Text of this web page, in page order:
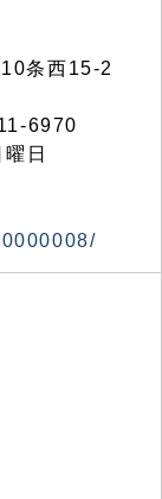
条西15-2
6970
日